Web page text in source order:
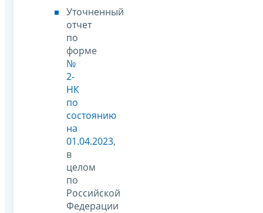
Уточненный
отчет
по
форме
№
2-
НК
по
состоянию
на
01.04.2023,
в
целом
по
Российской
Федерации